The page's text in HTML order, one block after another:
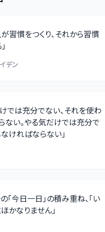
習慣をつくり、それから習慣
」
デン
では充分でない、それを使わ
ない。やる気だけでは充分で
なければならない」
「今日一日」の積み重ね、「い
ほかなりません」